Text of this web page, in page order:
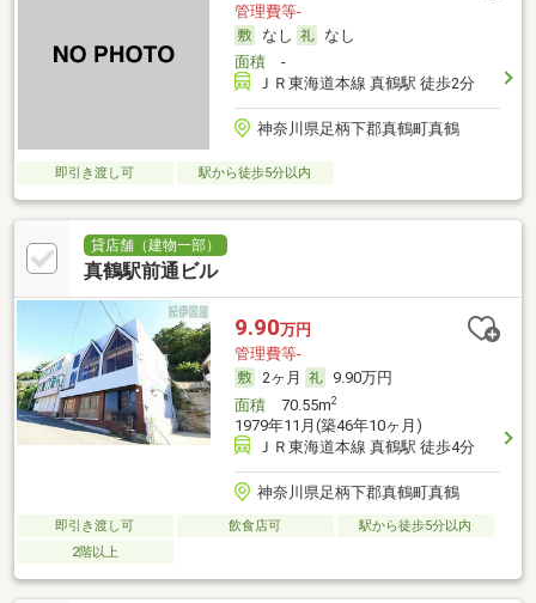
管理費等-
なし
なし
面積-
ＪＲ東海道本線 真鶴駅 徒歩2分
神奈川県足柄下郡真鶴町真鶴
即引き渡し可 駅から徒歩5分以内
貸店舗（建物一部）
真鶴駅前通ビル
9.90万円
管理費等-
2ヶ月
9.90万円
面積70.55m2
1979年11月(築46年10ヶ月)
ＪＲ東海道本線 真鶴駅 徒歩4分
神奈川県足柄下郡真鶴町真鶴
即引き渡し可 飲食店可
駅から徒歩5分以内
2階以上